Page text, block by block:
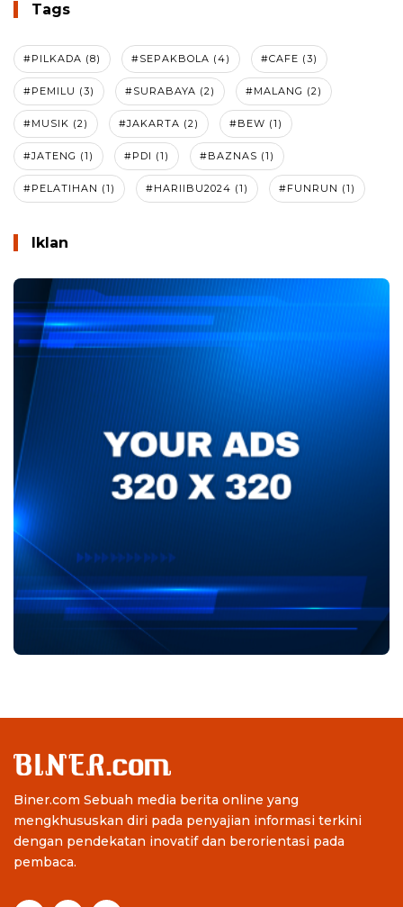
Tags
#PILKADA (8) #SEPAKBOLA (4) #CAFE (3)
#PEMILU (3) #SURABAYA (2) #MALANG (2)
#MUSIK (2) #JAKARTA (2) #BEW (1)
#JATENG (1) #PDI (1) #BAZNAS (1)
#PELATIHAN (1) #HARIIBU2024 (1) #FUNRUN (1)
Iklan
Biner.com Sebuah media berita online yang
mengkhususkan diri pada penyajian informasi terkini
dengan pendekatan inovatif dan berorientasi pada
pembaca.